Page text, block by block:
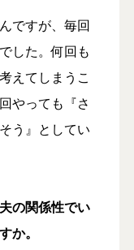
ですが、毎回
した。何回も
えてしまうこ
やっても『さ
う』としてい
の関係性でい
か。